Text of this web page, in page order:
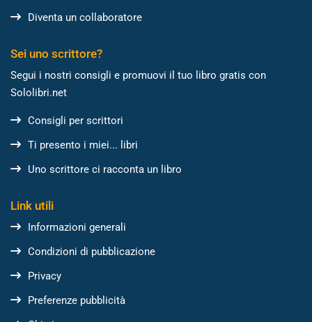
Diventa un collaboratore
Sei uno scrittore?
Segui i nostri consigli e promuovi il tuo libro gratis con
Sololibri.net
Consigli per scrittori
Ti presento i miei... libri
Uno scrittore ci racconta un libro
Link utili
Informazioni generali
Condizioni di pubblicazione
Privacy
Preferenze pubblicità